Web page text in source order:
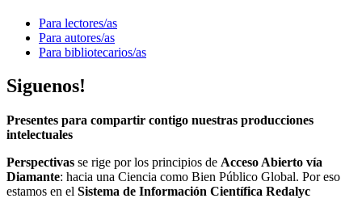
Para lectores/as
Para autores/as
Para bibliotecarios/as
Siguenos!
Presentes para compartir contigo nuestras producciones
intelectuales
Perspectivas se rige por los principios de Acceso Abierto vía
Diamante: hacia una Ciencia como Bien Público Global. Por eso
estamos en el Sistema de Información Científica Redalyc